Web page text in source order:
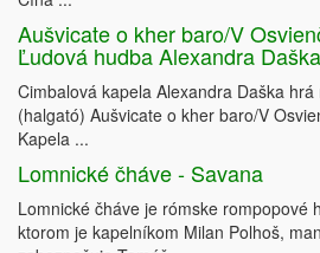
Aušvicate o kher baro/V
Ľudová hudba Alexandra Daška
Cimbalová kapela Alexandra Daška
(halgató) Aušvicate o kher baro/V
Kapela ...
Lomnické čháve - Savana
Lomnické čháve je rómske rompopové
ktorom je kapelníkom Milan Polhoš,